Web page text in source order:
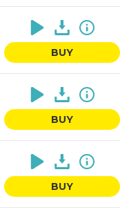
BUY
BUY
BUY